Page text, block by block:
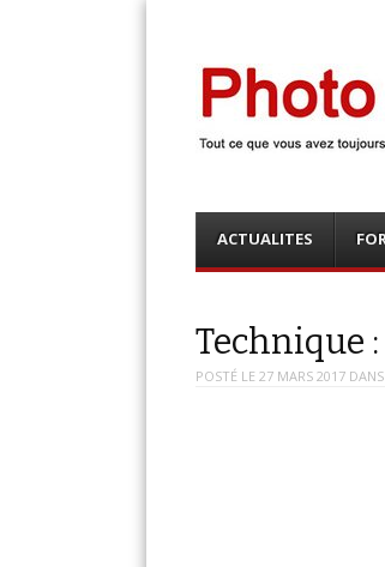
Photo
Menu
content
ACTUALITES
Technique
POSTÉ LE27 MARS 2017